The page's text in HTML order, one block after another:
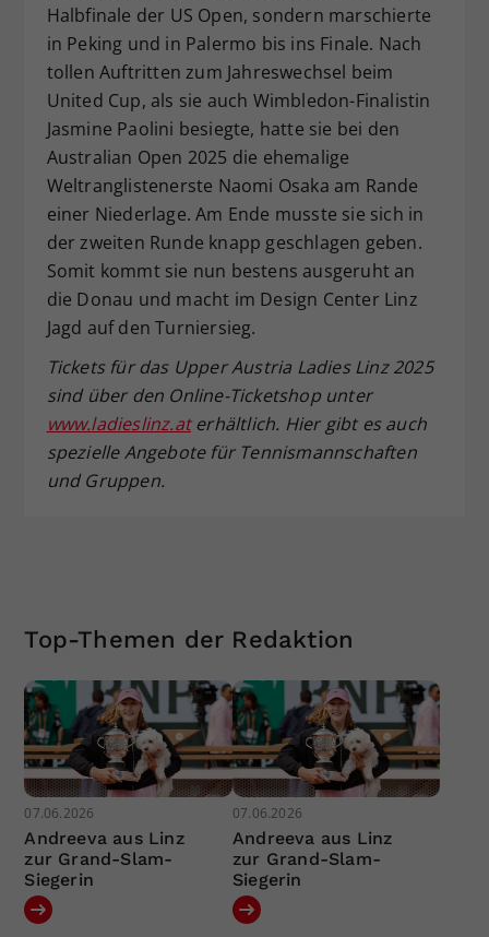
Halbfinale der US Open, sondern marschierte
in Peking und in Palermo bis ins Finale. Nach
tollen Auftritten zum Jahreswechsel beim
United Cup, als sie auch Wimbledon-Finalistin
Jasmine Paolini besiegte, hatte sie bei den
Australian Open 2025 die ehemalige
Weltranglistenerste Naomi Osaka am Rande
einer Niederlage. Am Ende musste sie sich in
der zweiten Runde knapp geschlagen geben.
Somit kommt sie nun bestens ausgeruht an
die Donau und macht im Design Center Linz
Jagd auf den Turniersieg.
Tickets für das Upper Austria Ladies Linz 2025
sind über den Online-Ticketshop unter
www.ladieslinz.aterhältlich. Hier gibt es auch
spezielle Angebote für Tennismannschaften
und Gruppen.
Top-Themen der Redaktion
07.06.2026
Andreeva aus Linz
zur Grand-Slam-
Siegerin
07.06.2026
Andreeva aus Linz
zur Grand-Slam-
Siegerin